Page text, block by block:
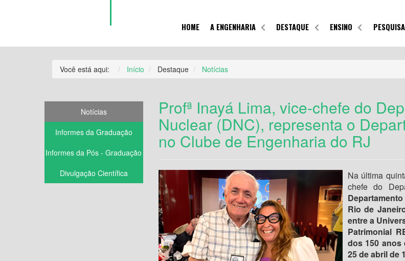
HOME A ENGENHARIA DESTAQUE ENSINO
Você está aqui: Início Destaque Notícias
Notícias
Informes da Graduação
Informes da Pós - Graduação
Divulgação Científica
Profª Inayá Lima, vice-chefe do
Nuclear (DNC), representa o
no Clube de Engenharia do RJ
Na última
chefe do
Rio de
entre a
Patrimonial
dos 150 anos
25 de abril de